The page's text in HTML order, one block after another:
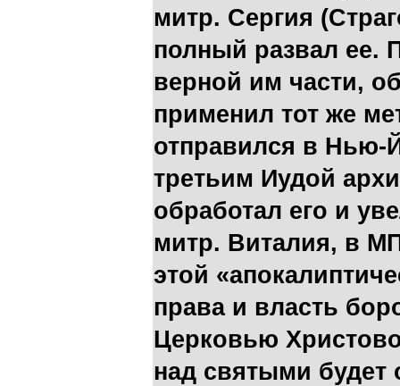
митр. Сергия
полный развал ее.
верной им части,
применил тот же
отправился в Нью-
третьим Иудой
обработал его и
митр. Виталия, в
этой
права и власть
Церковью
над святыми будет